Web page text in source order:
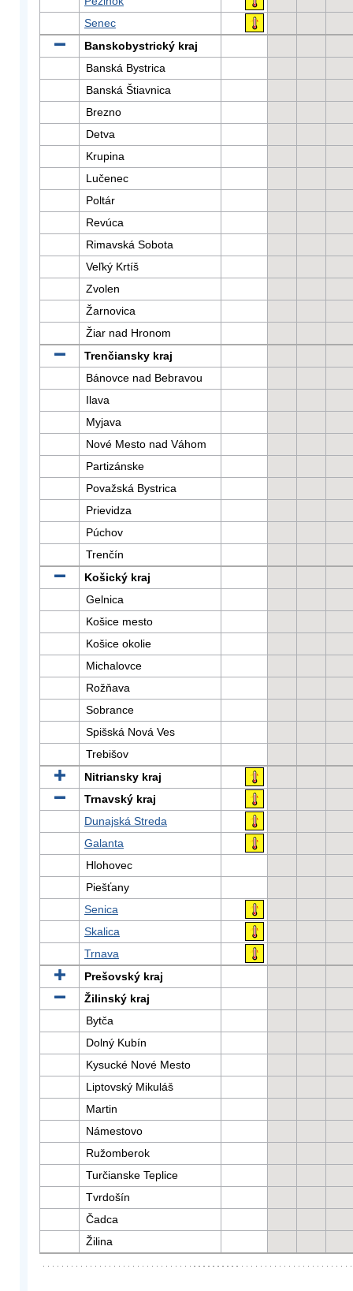
Senec
Banskobystrický kraj
Banská Bystrica
Banská Štiavnica
Brezno
Detva
Krupina
Lučenec
Poltár
Revúca
Rimavská Sobota
Veľký Krtíš
Zvolen
Žarnovica
Žiar nad Hronom
Trenčiansky kraj
Bánovce nad Bebravou
Ilava
Myjava
Nové Mesto nad Váhom
Partizánske
Považská Bystrica
Prievidza
Púchov
Trenčín
Košický kraj
Gelnica
Košice mesto
Košice okolie
Michalovce
Rožňava
Sobrance
Spišská Nová Ves
Trebišov
Nitriansky kraj
Trnavský kraj
Dunajská Streda
Galanta
Hlohovec
Piešťany
Senica
Skalica
Trnava
Prešovský kraj
Žilinský kraj
Bytča
Dolný Kubín
Kysucké Nové Mesto
Liptovský Mikuláš
Martin
Námestovo
Ružomberok
Turčianske Teplice
Tvrdošín
Čadca
Žilina